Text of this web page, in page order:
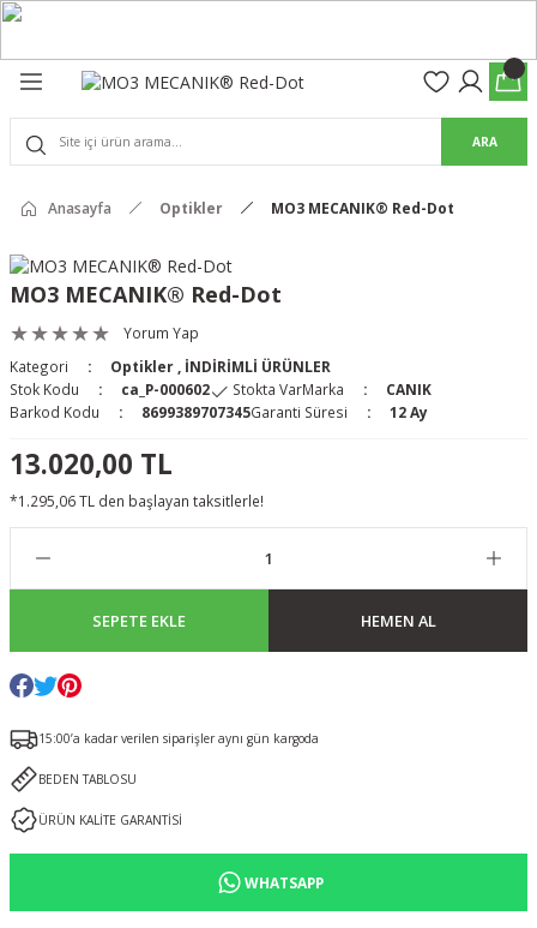
Pro Pantolon
Pantolon
& Kalkanlar
Well) ve Arka Kabzalar
ARA
Anasayfa Optikler MO3 MECANIK® Red-Dot
MO3 MECANIK® Red-Dot
Yorum Yap
Kategori
Optikler
İNDİRİMLİ ÜRÜNLER
Stok Kodu
ca_P-000602 Stokta VarMarka
CANIK
Barkod Kodu
8699389707345Garanti Süresi 12 Ay
13.020,00 TL
*1.295,06 TL den başlayan taksitlerle!
SEPETE EKLE HEMEN AL
15:00’a kadar verilen siparişler aynı gün kargoda
BEDEN TABLOSU
ÜRÜN KALİTE GARANTİSİ
WHATSAPP